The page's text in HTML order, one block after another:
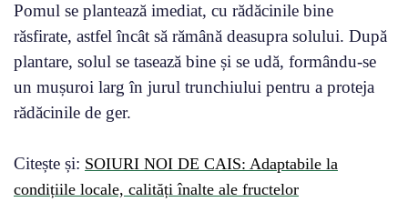
Pomul se plantează imediat, cu rădăcinile bine
răsfirate, astfel încât să rămână deasupra solului. După
plantare, solul se tasează bine și se udă, formându-se
un mușuroi larg în jurul trunchiului pentru a proteja
rădăcinile de ger.
Citește și: SOIURI NOI DE CAIS: Adaptabile la
condițiile locale, calități înalte ale fructelor